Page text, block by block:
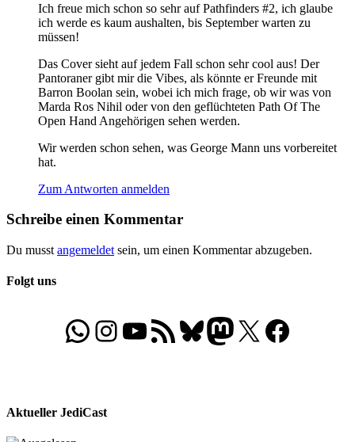
Ich freue mich schon so sehr auf Pathfinders #2, ich glaube
ich werde es kaum aushalten, bis September warten zu
müssen!
Das Cover sieht auf jedem Fall schon sehr cool aus! Der
Pantoraner gibt mir die Vibes, als könnte er Freunde mit
Barron Boolan sein, wobei ich mich frage, ob wir was von
Marda Ros Nihil oder von den geflüchteten Path Of The
Open Hand Angehörigen sehen werden.
Wir werden schon sehen, was George Mann uns vorbereitet
hat.
Zum Antworten anmelden
Schreibe einen Kommentar
Du musst angemeldet sein, um einen Kommentar abzugeben.
Folgt uns
WhatsApp
Folgt uns auf Instagram
Besucht unseren YouTube-Kanal
RSS-FeedBluesky
Folgt uns auf Mastodon
X Folgt uns auf
Aktueller JediCast